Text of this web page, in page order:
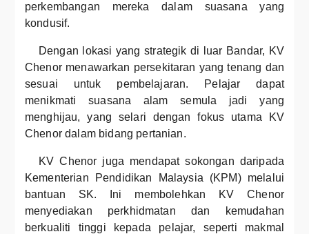
perkembangan mereka dalam suasana yang
kondusif.
Dengan lokasi yang strategik di luar Bandar, KV
Chenor menawarkan persekitaran yang tenang dan
sesuai untuk pembelajaran. Pelajar dapat
menikmati suasana alam semula jadi yang
menghijau, yang selari dengan fokus utama KV
Chenor dalam bidang pertanian.
KV Chenor juga mendapat sokongan daripada
Kementerian Pendidikan Malaysia (KPM) melalui
bantuan SK. Ini membolehkan KV Chenor
menyediakan perkhidmatan dan kemudahan
berkualiti tinggi kepada pelajar, seperti makmal